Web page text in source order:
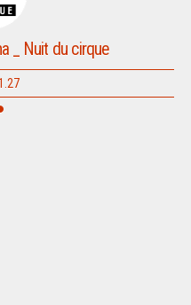
_ Nuit du cirque